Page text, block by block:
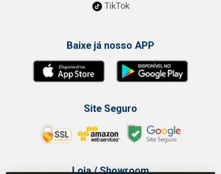
TikTok
Baixe já nosso APP
Site Seguro
Loja / Showroom